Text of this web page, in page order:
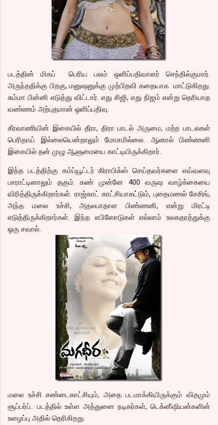
படத்தின் மிகப் பெரிய பலம் ஒளிப்பதிவாளர் செந்தில்குமார்.
அருந்ததிக்கு பிறகு, மனுஷனுக்கு முற்பிறவி கதையாக மாட்டுகிறது.
சும்மா பின்னி எடுத்து விட்டார். எது சிஜி, எது நிஜம் என்று தெரியாத
வண்ணம் அற்புதமான் ஒளிப்பதிவு.
கீரவாணியின் இசையில் தீரா, திரா பாடல் அருமை, மற்ற பாடலகள்
பெரிதாய் இல்லையென்றாலும் மோசமில்லை. ஆனால் பிண்ணனி
இசையில் தன் முழு ஆளுமையை காட்டியிருக்கிறார்.
இந்த படத்திற்கு கம்ப்யூட்டர் கிராபிக்ஸ் செய்தவர்களை எவ்வளவு
பாராட்டினாலும் தகும். கண் முன்னே 400 வருஷ வாழ்க்கையை
விரித்திருக்கிறார்கள். ராஜ்காட் காட்சியாகட்டும், புதைமணல் சேசிங்,
அந்த மலை உச்சி, அதலபாதாள பிண்ணனி, என்று மிரட்டி
எடுத்திருக்கிறார்கள். இந்த எபிஸோடுகள் எல்லாம் உலகதரத்துக்கு
ஒரு சவால்.
மலை உச்சி சண்டைகாட்சியும், அதை படமாக்கியிருக்கும் விதமும்
சூப்பர்ப்.. படத்தில் உள்ள அத்துனை நடிகர்கள், டெக்னீஷியன்களின்
உழைப்பு அதில் தெரிகிறது.